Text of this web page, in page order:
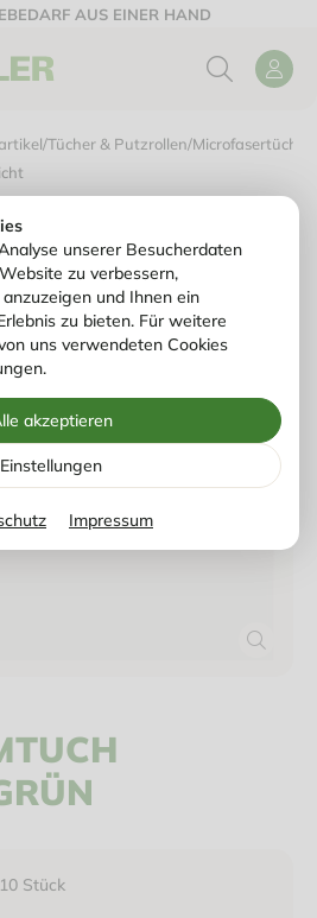
unserer Besucherdaten
zu verbessern,
und Ihnen ein
zu bieten. Für weitere
uns verwendeten Cookies
akzeptieren
Einstellungen
Impressum
AUS EINER HAND
/Tücher & Putzrollen/
10 Stück